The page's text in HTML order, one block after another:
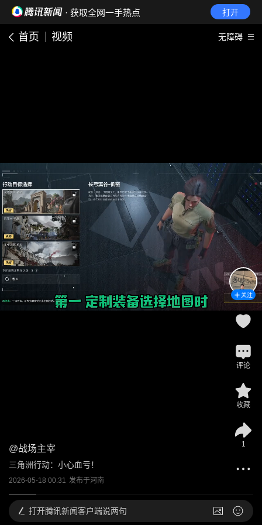
· 获取全网一手热点 打开
首页 视频 无障碍
@战场主宰
三角洲行动：小心血亏！
2026-05-18 00:31 发布于河南
关注
评论
收藏
1
打开腾讯新闻客户端说两句